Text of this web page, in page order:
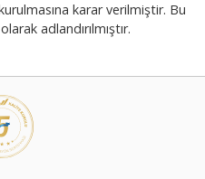
karar verilmiştir. Bu
adlandırılmıştır.